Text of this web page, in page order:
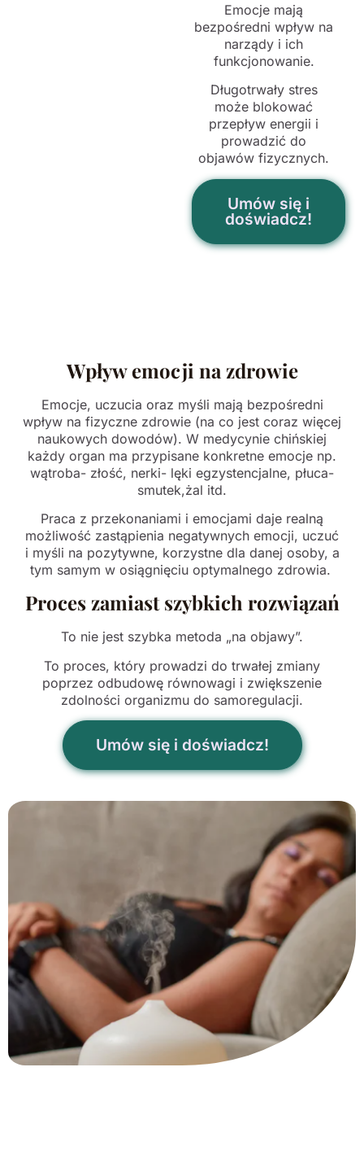
Emocje mają
bezpośredni wpływ na
narządy i ich
funkcjonowanie.
Długotrwały stres
może blokować
przepływ energii i
prowadzić do
objawów fizycznych.
Umów się i
doświadcz!
Wpływ emocji na zdrowie
Emocje, uczucia oraz myśli mają bezpośredni
wpływ na fizyczne zdrowie (na co jest coraz więcej
naukowych dowodów). W medycynie chińskiej
każdy organ ma przypisane konkretne emocje np.
wątroba- złość, nerki- lęki egzystencjalne, płuca-
smutek,żal itd.
Praca z przekonaniami i emocjami daje realną
możliwość zastąpienia negatywnych emocji, uczuć
i myśli na pozytywne, korzystne dla danej osoby, a
tym samym w osiągnięciu optymalnego zdrowia.
Proces zamiast szybkich rozwiązań
To nie jest szybka metoda „na objawy”.
To proces, który prowadzi do trwałej zmiany
poprzez odbudowę równowagi i zwiększenie
zdolności organizmu do samoregulacji.
Umów się i doświadcz!